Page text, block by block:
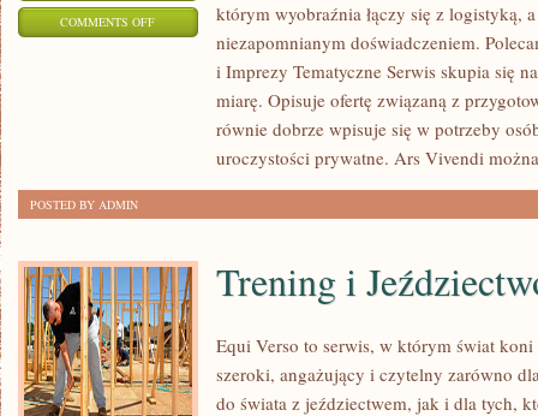
COMMENTS OFFON
którym wyobraźnia łączy się z logistyką,
niezapomnianym doświadczeniem.
i Imprezy Tematyczne Serwis skupia się
miarę. Opisuje ofertę związaną z
równie dobrze wpisuje się w potrzeby
uroczystości prywatne. Ars Vivendi można
POSTED BY ADMIN
Trening i
Equi Verso to serwis, w którym świat
szeroki, angażujący i czytelny zarówno
do świata z jeździectwem, jak i dla tych,